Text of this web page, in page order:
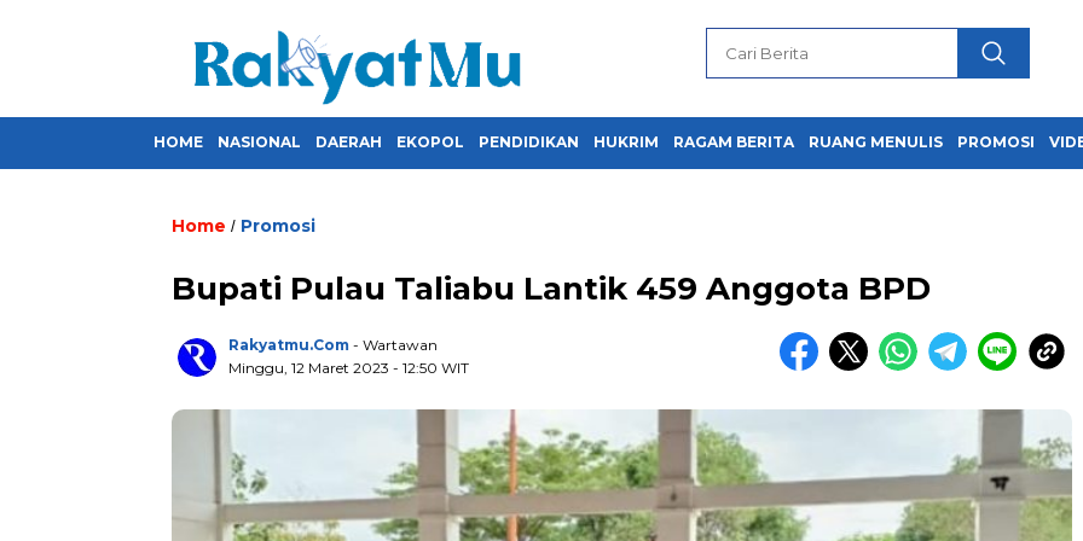
HOME NASIONAL DAERAH EKOPOL PENDIDIKAN HUKRIM RAGAM BERITA RUANG MENULIS PROMOSI
Home / Promosi
Bupati Pulau Taliabu Lantik 459 Anggota BPD
Rakyatmu.com - Wartawan
Minggu, 12 Maret 2023 - 12:50 WIT